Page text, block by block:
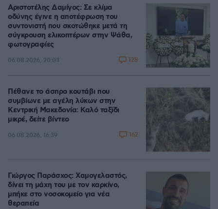
Αριστοτέλης Δαμίγος: Σε κλίμα
οδύνης έγινε η αποτέφρωση του
συντονιστή που σκοτώθηκε μετά τη
σύγκρουση ελικοπτέρων στην Ψάθα,
φωτογραφίες
06.08.2026, 20:03 128
Πέθανε το άσπρο κουτάβι που
συμβίωνε με αγέλη λύκων στην
Κεντρική Μακεδονία: Καλό ταξίδι
μικρέ, δείτε βίντεο
06.08.2026, 16:39 162
Γιώργος Παράσχος: Χαμογελαστός,
δίνει τη μάχη του με τον καρκίνο,
μπήκε στο νοσοκομείο για νέα
θεραπεία